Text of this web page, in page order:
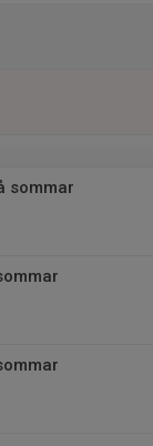
sommar